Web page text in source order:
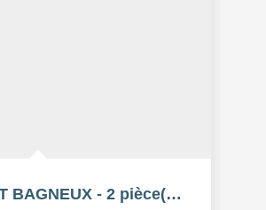
APPARTEMENT BAGNEUX - 2 pièce(s) - 66.55 m2 MEUBLÉ